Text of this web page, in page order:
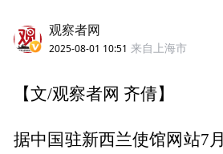
观察者网
2025-08-01 10:51 来自上海市
【文/观察者网 齐倩】
据中国驻新西兰使馆网站7